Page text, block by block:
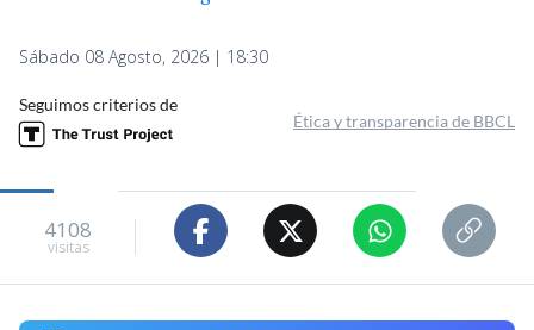
Sábado 08 Agosto, 2026 | 18:30
Seguimos criterios de
Ética y transparencia de BBCL
4108
visitas